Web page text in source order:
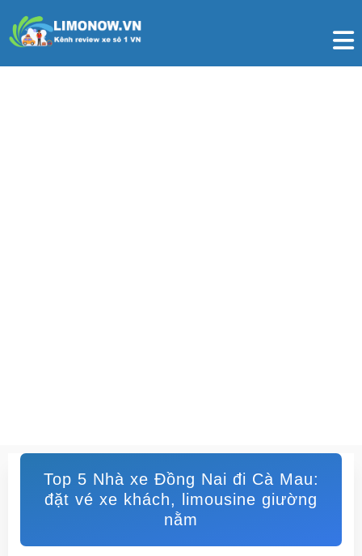
Top 5 Nhà xe Đồng Nai đi Cà Mau:
đặt vé xe khách, limousine giường
nằm